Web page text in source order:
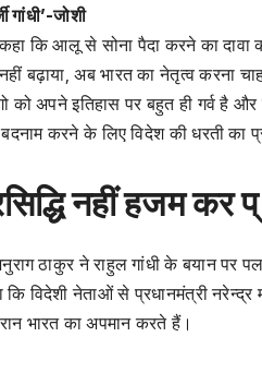
गांधी’-जोशी
कि आलू से सोना पैदा करने का दावा
बढ़ाया, अब भारत का नेतृत्व करना
को अपने इतिहास पर बहुत ही गर्व है
करने के लिए विदेश की धरती का
नहीं हजम कर
ठाकुर ने राहुल गांधी के बयान पर
विदेशी नेताओं से प्रधानमंत्री
भारत का अपमान करते हैं।